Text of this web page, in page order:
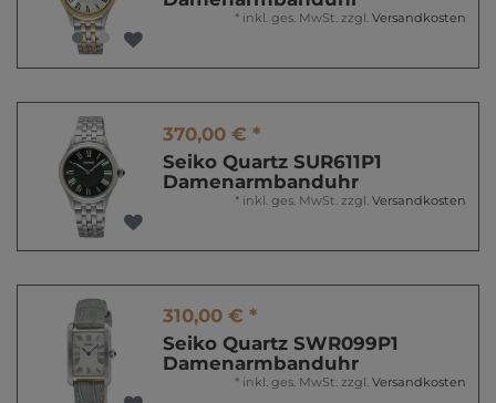
* inkl. ges. MwSt. zzgl. Versandkosten
370,00 € *
Seiko Quartz SUR611P1
Damenarmbanduhr
* inkl. ges. MwSt. zzgl. Versandkosten
310,00 € *
Seiko Quartz SWR099P1
Damenarmbanduhr
* inkl. ges. MwSt. zzgl. Versandkosten